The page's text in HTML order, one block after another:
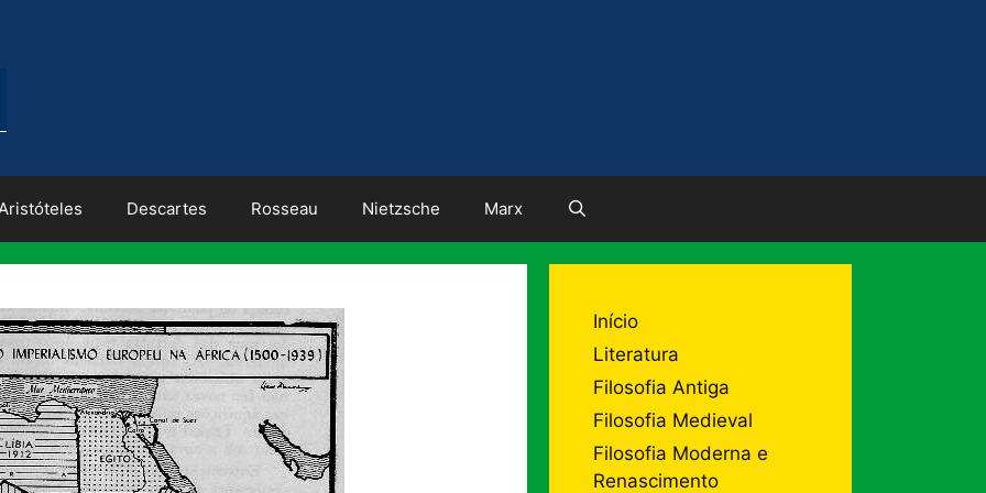
Descartes Rosseau Nietzsche Marx
Início
Literatura
Filosofia Antiga
Filosofia Medieval
Filosofia Moderna e
Renascimento